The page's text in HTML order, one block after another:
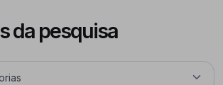
da pesquisa